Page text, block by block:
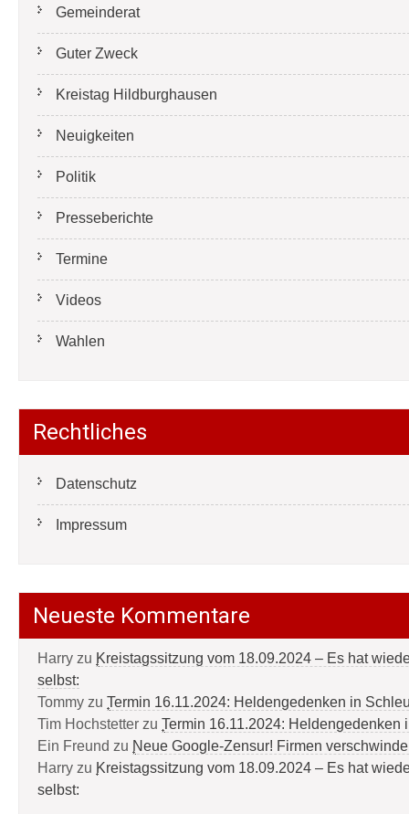
Gemeinderat
Guter Zweck
Kreistag Hildburghausen
Neuigkeiten
Politik
Presseberichte
Termine
Videos
Wahlen
Rechtliches
Datenschutz
Impressum
Neueste Kommentare
Harry zu Kreistagssitzung vom 18.09.2024 – Es hat
selbst:
Tommy zu Termin 16.11.2024: Heldengedenken in
Tim Hochstetter zu Termin 16.11.2024: Heldengedenken
Ein Freund zu Neue Google-Zensur! Firmen
Harry zu Kreistagssitzung vom 18.09.2024 – Es hat
selbst: